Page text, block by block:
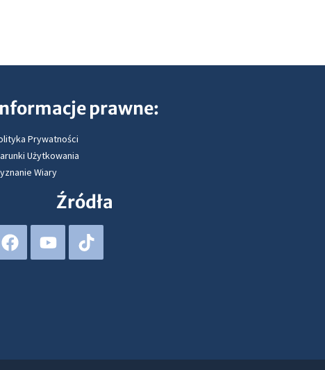
prawne:
Prywatności
Użytkowania
Wiary
Źródła